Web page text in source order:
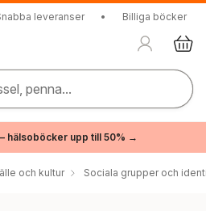
leveranser • Billiga böcker
penna...
hälsoböcker upp till 50% →
och kultur Sociala grupper och